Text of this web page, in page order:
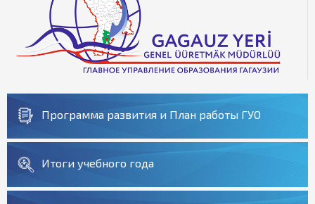
Программа развития и План работы ГУО
Итоги учебного года